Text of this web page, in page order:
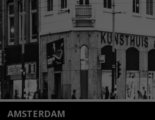
Lees meer
AMSTERDAM